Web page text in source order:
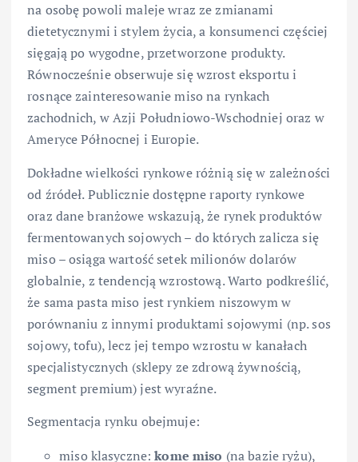
na osobę powoli maleje wraz ze zmianami
dietetycznymi i stylem życia, a konsumenci częściej
sięgają po wygodne, przetworzone produkty.
Równocześnie obserwuje się wzrost eksportu i
rosnące zainteresowanie miso na rynkach
zachodnich, w Azji Południowo-Wschodniej oraz w
Ameryce Północnej i Europie.
Dokładne wielkości rynkowe różnią się w zależności
od źródeł. Publicznie dostępne raporty rynkowe
oraz dane branżowe wskazują, że rynek produktów
fermentowanych sojowych – do których zalicza się
miso – osiąga wartość setek milionów dolarów
globalnie, z tendencją wzrostową. Warto podkreślić,
że sama pasta miso jest rynkiem niszowym w
porównaniu z innymi produktami sojowymi (np. sos
sojowy, tofu), lecz jej tempo wzrostu w kanałach
specjalistycznych (sklepy ze zdrową żywnością,
segment premium) jest wyraźne.
Segmentacja rynku obejmuje:
miso klasyczne:kome miso (na bazie ryżu),